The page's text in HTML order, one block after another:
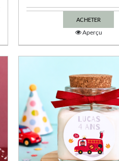
ACHETER
Ce
produit
a
plusieurs
Les
options
peuvent
être
choisies
sur
la
page
du
produit
Aperçu